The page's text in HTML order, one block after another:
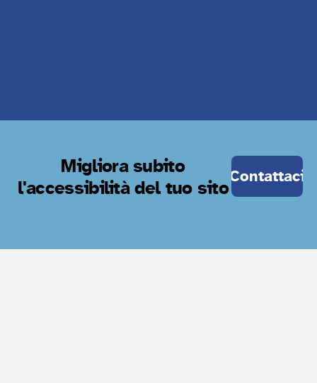
Migliora subito
l'accessibilità del tuo sito
Contattaci